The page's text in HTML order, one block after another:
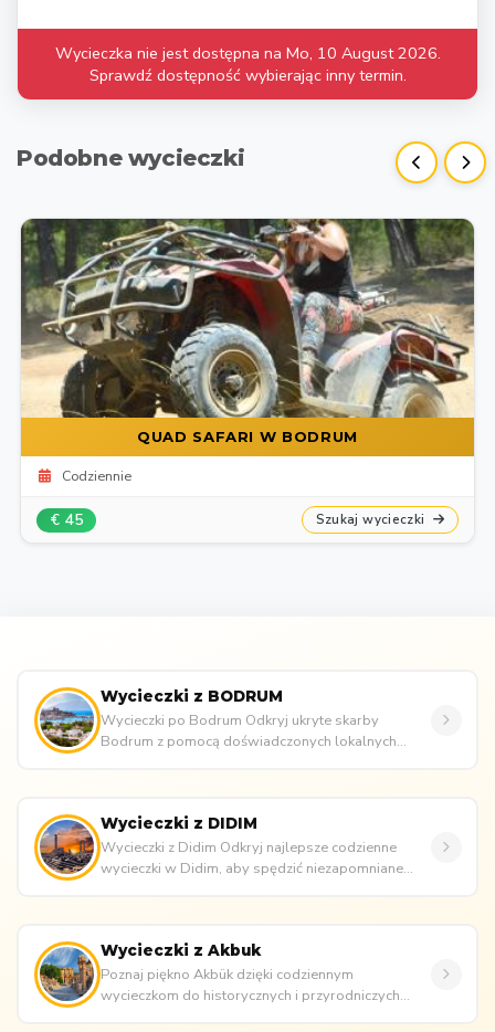
Wycieczka nie jest dostępna na Mo, 10 August 2026.
Sprawdź dostępność wybierając inny termin.
Podobne wycieczki
QUAD SAFARI W BODRUM
Codziennie
€ 45 Szukaj wycieczki
Wycieczki z BODRUM
Wycieczki po Bodrum Odkryj ukryte skarby
Bodrum z pomocą doświadczonych lokalnych
Wycieczki z DIDIM
Wycieczki z Didim Odkryj najlepsze codzienne
wycieczki w Didim, aby spędzić niezapomniane
Wycieczki z Akbuk
Poznaj piękno Akbük dzięki codziennym
wycieczkom do historycznych i przyrodniczych